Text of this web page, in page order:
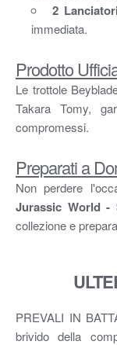
2
immediata.
Prodotto
Le trottole
Takara Tomy,
compromessi.
Preparati a
Non perdere
Jurassic World -
collezione e
PREVALI IN
brivido della